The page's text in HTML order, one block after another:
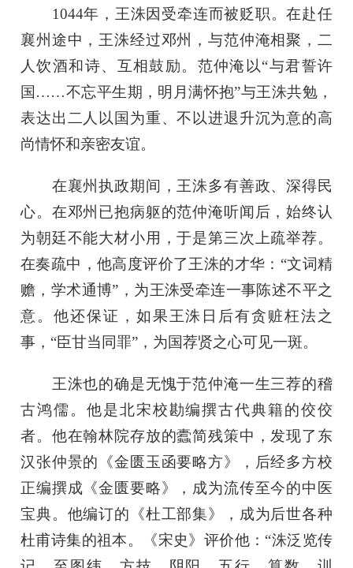
1044年，王洙因受牵连而被贬职。在赴任
襄州途中，王洙经过邓州，与范仲淹相聚，二
人饮酒和诗、互相鼓励。范仲淹以“与君誓许
国……不忘平生期，明月满怀抱”与王洙共勉，
表达出二人以国为重、不以进退升沉为意的高
尚情怀和亲密友谊。
在襄州执政期间，王洙多有善政、深得民
心。在邓州已抱病躯的范仲淹听闻后，始终认
为朝廷不能大材小用，于是第三次上疏举荐。
在奏疏中，他高度评价了王洙的才华：“文词精
赡，学术通博”，为王洙受牵连一事陈述不平之
意。他还保证，如果王洙日后有贪赃枉法之
事，“臣甘当同罪”，为国荐贤之心可见一斑。
王洙也的确是无愧于范仲淹一生三荐的稽
古鸿儒。他是北宋校勘编撰古代典籍的佼佼
者。他在翰林院存放的蠹简残策中，发现了东
汉张仲景的《金匮玉函要略方》，后经多方校
正编撰成《金匮要略》，成为流传至今的中医
宝典。他编订的《杜工部集》，成为后世各种
杜甫诗集的祖本。《宋史》评价他：“洙泛览传